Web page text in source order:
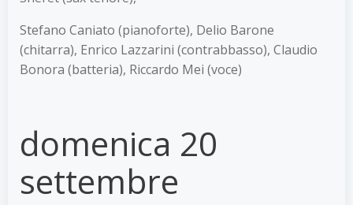
Stefano Caniato (pianoforte), Delio Barone
(chitarra), Enrico Lazzarini (contrabbasso), Claudio
Bonora (batteria), Riccardo Mei (voce)
domenica 20
settembre